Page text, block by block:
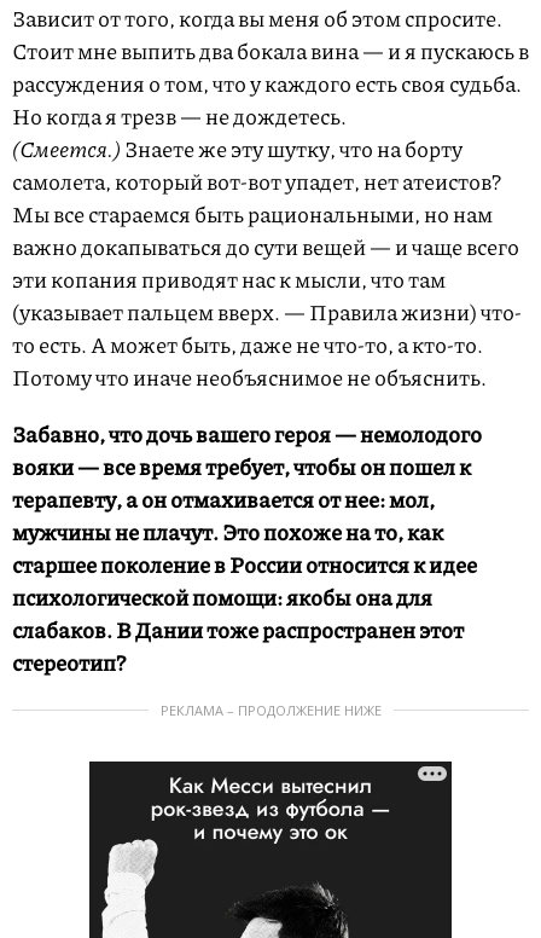
Зависит от того, когда вы меня об этом спросите.
Стоит мне выпить два бокала вина — и я пускаюсь в
рассуждения о том, что у каждого есть своя судьба.
Но когда я трезв — не дождетесь.
(Смеется.)Знаете же эту шутку, что на борту
самолета, который вот-вот упадет, нет атеистов?
Мы все стараемся быть рациональными, но нам
важно докапываться до сути вещей — и чаще всего
эти копания приводят нас к мысли, что там
(указывает пальцем вверх. — Правила жизни) что-
то есть. А может быть, даже не что-то, а кто-то.
Потому что иначе необъяснимое не объяснить.
Забавно, что дочь вашего героя — немолодого
вояки — все время требует, чтобы он пошел к
терапевту, а он отмахивается от нее: мол,
мужчины не плачут. Это похоже на то, как
старшее поколение в России относится к идее
психологической помощи: якобы она для
слабаков. В Дании тоже распространен этот
стереотип?
РЕКЛАМА – ПРОДОЛЖЕНИЕ НИЖЕ